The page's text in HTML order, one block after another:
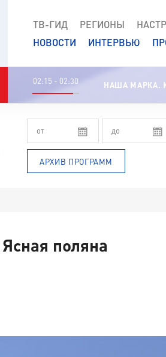
ТВ-ГИД РЕГИОНЫ
НОВОСТИ
ИНТЕРВЬЮ
02:15 - 02:30 НАША МАРКА.
АРХИВ ПРОГРАММ
поляна